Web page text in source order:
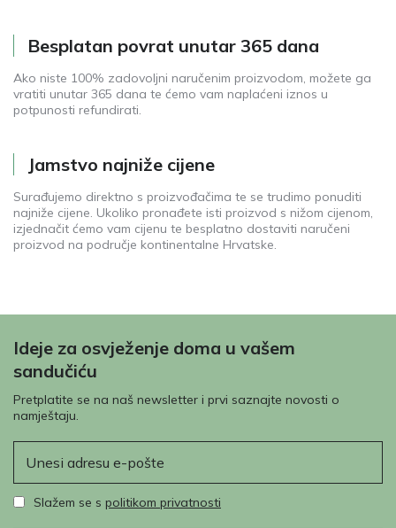
Besplatan povrat unutar 365 dana
Ako niste 100% zadovoljni naručenim proizvodom, možete ga
vratiti unutar 365 dana te ćemo vam naplaćeni iznos u
potpunosti refundirati.
Jamstvo najniže cijene
Surađujemo direktno s proizvođačima te se trudimo ponuditi
najniže cijene. Ukoliko pronađete isti proizvod s nižom cijenom,
izjednačit ćemo vam cijenu te besplatno dostaviti naručeni
proizvod na područje kontinentalne Hrvatske.
Ideje za osvježenje doma u vašem
sandučiću
Pretplatite se na naš newsletter i prvi saznajte novosti o
namještaju.
Slažem se s politikom privatnosti